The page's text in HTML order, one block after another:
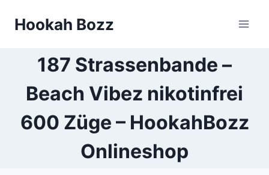
InhaltHookah Bozz
187 Strassenbande –
Beach Vibez nikotinfrei
600 Züge – HookahBozz
Onlineshop